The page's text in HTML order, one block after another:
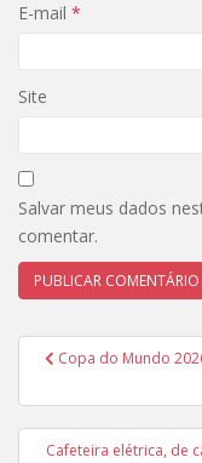
E-mail *
Site
Salvar meus dados
comentar.
Navegação
Post
Copa do Mundo
Cafeteira elétrica, de